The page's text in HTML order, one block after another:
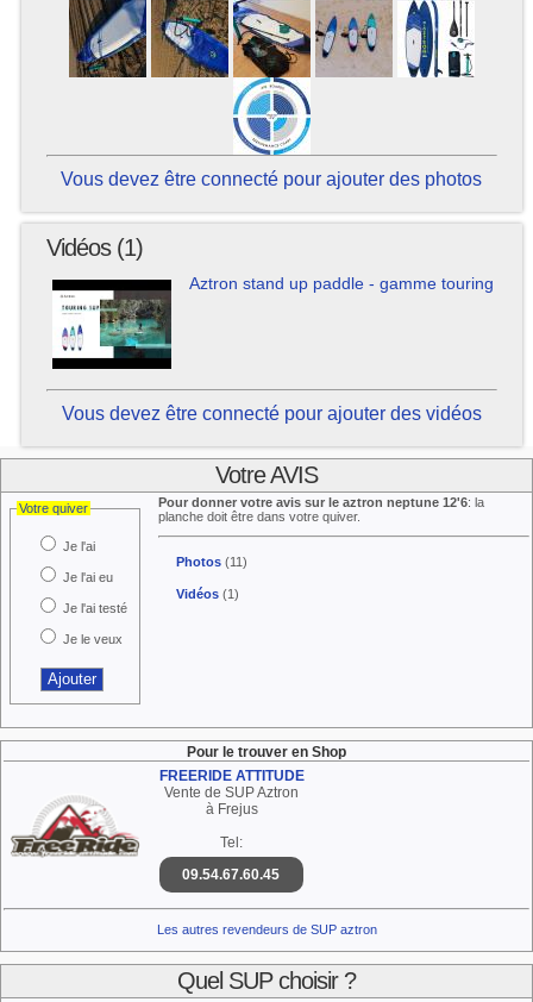
Vous devez être connecté pour ajouter des photos
Vidéos (1)
Aztron stand up paddle - gamme touring
Vous devez être connecté pour ajouter des vidéos
Votre AVIS
Votre quiver
Je l'ai
Je l'ai eu
Je l'ai testé
Je le veux
Pour donner votre avis sur le aztron neptune 12'6: la
planche doit être dans votre quiver.
Photos (11)
Vidéos (1)
Pour le trouver en Shop
FREERIDE ATTITUDE
Vente de SUP Aztron
à Frejus
Tel:
09.54.67.60.45
Les autres revendeurs de SUP aztron
Quel SUP choisir ?